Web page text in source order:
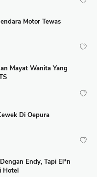
Motor Tewas
Mayat Wanita Yang
Di Oepura
Endy, Tapi El*n
Hotel